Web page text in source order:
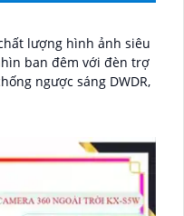
lượng hình ảnh siêu
ban đêm với đèn trợ
ngược sáng DWDR,